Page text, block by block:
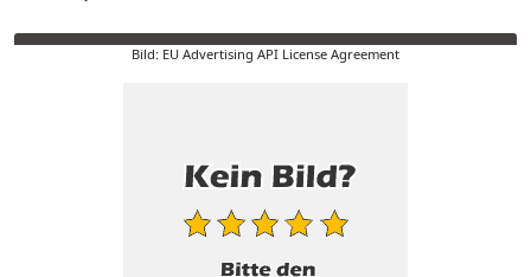
Bild: EU Advertising API License Agreement